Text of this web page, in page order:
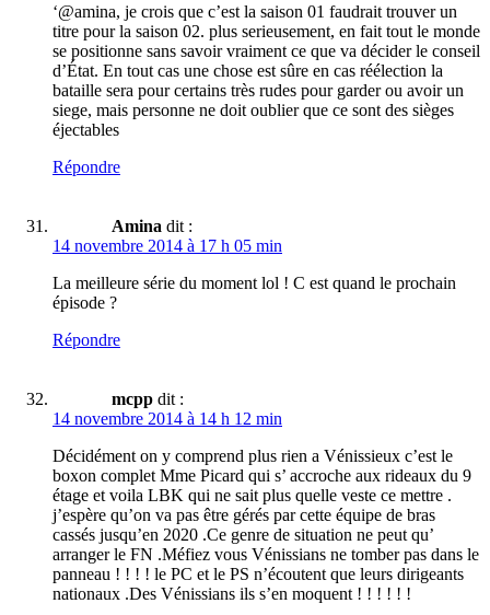
‘@amina, je crois que c’est la saison 01 faudrait trouver un
titre pour la saison 02. plus serieusement, en fait tout le monde
se positionne sans savoir vraiment ce que va décider le conseil
d’État. En tout cas une chose est sûre en cas réélection la
bataille sera pour certains très rudes pour garder ou avoir un
siege, mais personne ne doit oublier que ce sont des sièges
éjectables
Répondre
Amina dit :
14 novembre 2014 à 17 h 05 min
La meilleure série du moment lol ! C est quand le prochain
épisode ?
Répondre
mcpp dit :
14 novembre 2014 à 14 h 12 min
Décidément on y comprend plus rien a Vénissieux c’est le
boxon complet Mme Picard qui s’ accroche aux rideaux du 9
étage et voila LBK qui ne sait plus quelle veste ce mettre .
j’espère qu’on va pas être gérés par cette équipe de bras
cassés jusqu’en 2020 .Ce genre de situation ne peut qu’
arranger le FN .Méfiez vous Vénissians ne tomber pas dans le
panneau ! ! ! ! le PC et le PS n’écoutent que leurs dirigeants
nationaux .Des Vénissians ils s’en moquent ! ! ! ! ! !